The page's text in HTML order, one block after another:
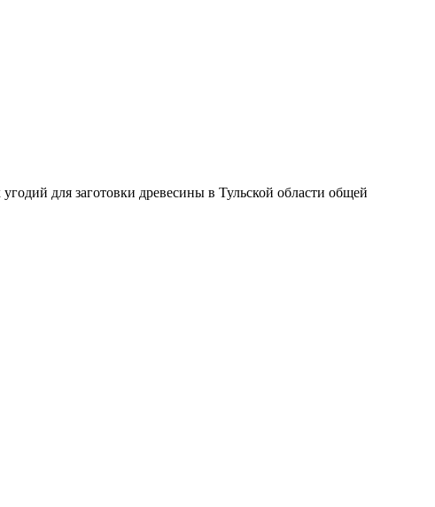
для заготовки древесины в Тульской области общей